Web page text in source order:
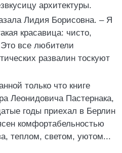
архитектуры.
Лидия Борисовна. – Я
красавица: чисто,
все любители
развалин тоскуют
только что книге
Леонидовича Пастернака,
годы приехал в Берлин
комфортабельностью
теплом, светом, уютом...